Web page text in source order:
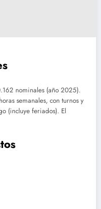
nominales (año 2025).
semanales, con turnos y
(incluye feriados). El